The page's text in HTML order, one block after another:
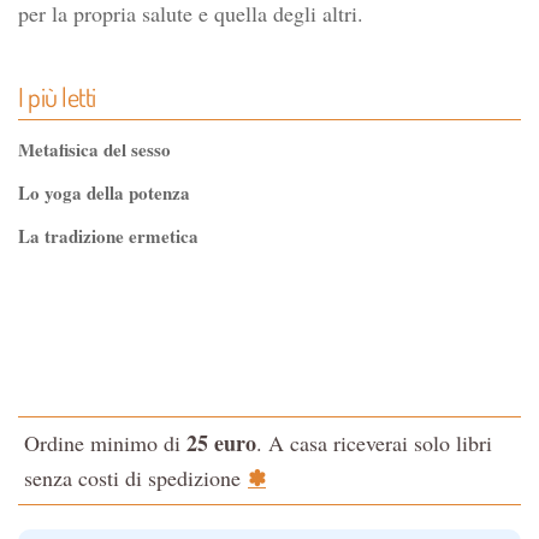
per la propria salute e quella degli altri.
I più letti
Metafisica del sesso
Lo yoga della potenza
La tradizione ermetica
La Cabala
Il potere del serpente
Ordine minimo di 25 euro. A casa riceverai solo libri
senza costi di spedizione ✽